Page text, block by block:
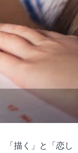
「描く」と「恋し